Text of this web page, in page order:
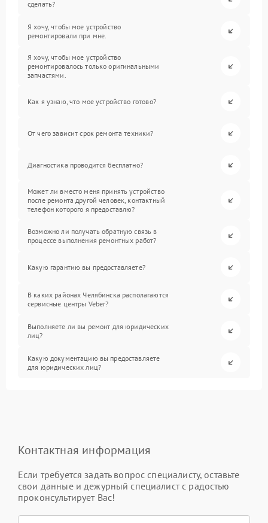
сделать?
Я хочу, чтобы мое устройство
ремонтировали при мне.
Я хочу, чтобы мое устройство
ремонтировалось только оригинальными
запчастями.
Как я узнаю, что мое устройство готово?
От чего зависит срок ремонта техники?
Диагностика проводится бесплатно?
Может ли вместо меня принять устройство
после ремонта другой человек, контактный
телефон которого я предоставлю?
Возможно ли получать обратную связь в
процессе выполнения ремонтных работ?
Какую гарантию вы предоставляете?
В каких районах Челябинска располагаются
сервисные центры Veber?
Выполняете ли вы ремонт для юридических
лиц?
Какую документацию вы предоставляете
для юридических лиц?
Контактная информация
Если требуется задать вопрос специалисту, оставьте
свои данные и дежурный специалист с радостью
проконсультирует Вас!